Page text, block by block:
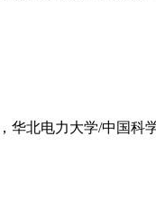
华北电力大学/中国科